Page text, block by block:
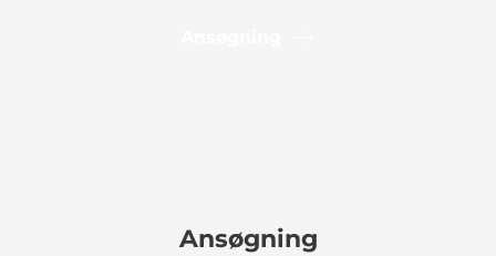
Ansøgning